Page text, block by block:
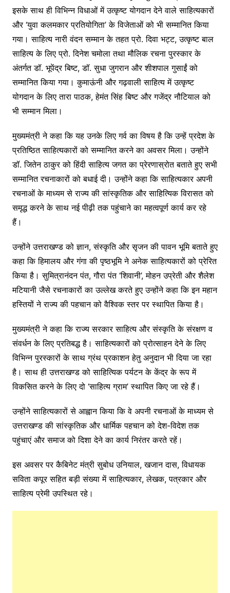
इसके साथ ही विभिन्न विधाओं में उत्कृष्ट योगदान देने वाले साहित्यकारों
और ‘युवा कलमकार प्रतियोगिता’ के विजेताओं को भी सम्मानित किया
गया। साहित्य नारी वंदन सम्मान के तहत प्रो. दिवा भट्ट, उत्कृष्ट बाल
साहित्य के लिए प्रो. दिनेश चमोला तथा मौलिक रचना पुरस्कार के
अंतर्गत डॉ. भूपेंद्र बिष्ट, डॉ. सुधा जुगरान और शीशपाल गुसाईं को
सम्मानित किया गया। कुमाऊंनी और गढ़वाली साहित्य में उत्कृष्ट
योगदान के लिए तारा पाठक, हेमंत सिंह बिष्ट और गजेंद्र नौटियाल को
भी सम्मान मिला।
मुख्यमंत्री ने कहा कि यह उनके लिए गर्व का विषय है कि उन्हें प्रदेश के
प्रतिष्ठित साहित्यकारों को सम्मानित करने का अवसर मिला। उन्होंने
डॉ. जितेन ठाकुर को हिंदी साहित्य जगत का प्रेरणास्रोत बताते हुए सभी
सम्मानित रचनाकारों को बधाई दी। उन्होंने कहा कि साहित्यकार अपनी
रचनाओं के माध्यम से राज्य की सांस्कृतिक और साहित्यिक विरासत को
समृद्ध करने के साथ नई पीढ़ी तक पहुंचाने का महत्वपूर्ण कार्य कर रहे
हैं।
उन्होंने उत्तराखण्ड को ज्ञान, संस्कृति और सृजन की पावन भूमि बताते हुए
कहा कि हिमालय और गंगा की पृष्ठभूमि ने अनेक साहित्यकारों को प्रेरित
किया है। सुमित्रानंदन पंत, गौरा पंत ‘शिवानी’, मोहन उप्रेती और शैलेश
मटियानी जैसे रचनाकारों का उल्लेख करते हुए उन्होंने कहा कि इन महान
हस्तियों ने राज्य की पहचान को वैश्विक स्तर पर स्थापित किया है।
मुख्यमंत्री ने कहा कि राज्य सरकार साहित्य और संस्कृति के संरक्षण व
संवर्धन के लिए प्रतिबद्ध है। साहित्यकारों को प्रोत्साहन देने के लिए
विभिन्न पुरस्कारों के साथ ग्रंथ प्रकाशन हेतु अनुदान भी दिया जा रहा
है। साथ ही उत्तराखण्ड को साहित्यिक पर्यटन के केंद्र के रूप में
विकसित करने के लिए दो ‘साहित्य ग्राम’ स्थापित किए जा रहे हैं।
उन्होंने साहित्यकारों से आह्वान किया कि वे अपनी रचनाओं के माध्यम से
उत्तराखण्ड की सांस्कृतिक और धार्मिक पहचान को देश-विदेश तक
पहुंचाएं और समाज को दिशा देने का कार्य निरंतर करते रहें।
इस अवसर पर कैबिनेट मंत्री सुबोध उनियाल, खजान दास, विधायक
सविता कपूर सहित बड़ी संख्या में साहित्यकार, लेखक, पत्रकार और
साहित्य प्रेमी उपस्थित रहे।